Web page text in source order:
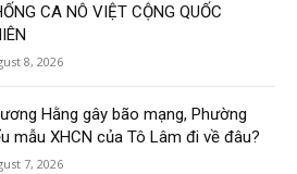
CA NÔ VIỆT CỘNG QUỐC
8, 2026
Hằng gây bão mạng, Phường
mẫu XHCN của Tô Lâm đi về đâu?
7, 2026